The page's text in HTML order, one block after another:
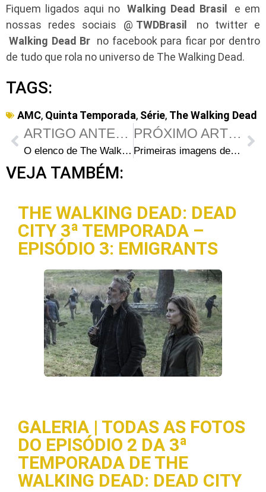
Fiquem ligados aqui no Walking Dead Brasil
e em
nossas redes sociais @ TWDBrasil
no twitter e
Walking Dead Br no facebook para ficar por dentro
de tudo que rola no universo de The Walking Dead.
TAGS:
AMC, Quinta Temporada, Série, The Walking Dead
ARTIGO ANTERIOR
O elenco de The Walking Dead antes da fama (Parte 2)
PRÓXIMO ARTIGO
Primeiras imagens de Tyler James Williams no set da 5ª temporada de The Walking Dead
VEJA TAMBÉM:
THE WALKING DEAD: DEAD
CITY 3ª TEMPORADA –
EPISÓDIO 3: EMIGRANTS
GALERIA | TODAS AS FOTOS
DO EPISÓDIO 2 DA 3ª
TEMPORADA DE THE
WALKING DEAD: DEAD CITY